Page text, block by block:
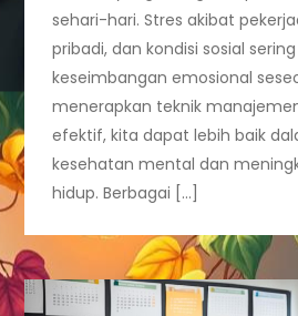
sehari-hari. Stres akibat
pribadi, dan kondisi sosial
keseimbangan emosional
menerapkan teknik
efektif, kita dapat lebih baik
kesehatan mental dan
hidup. Berbagai […]